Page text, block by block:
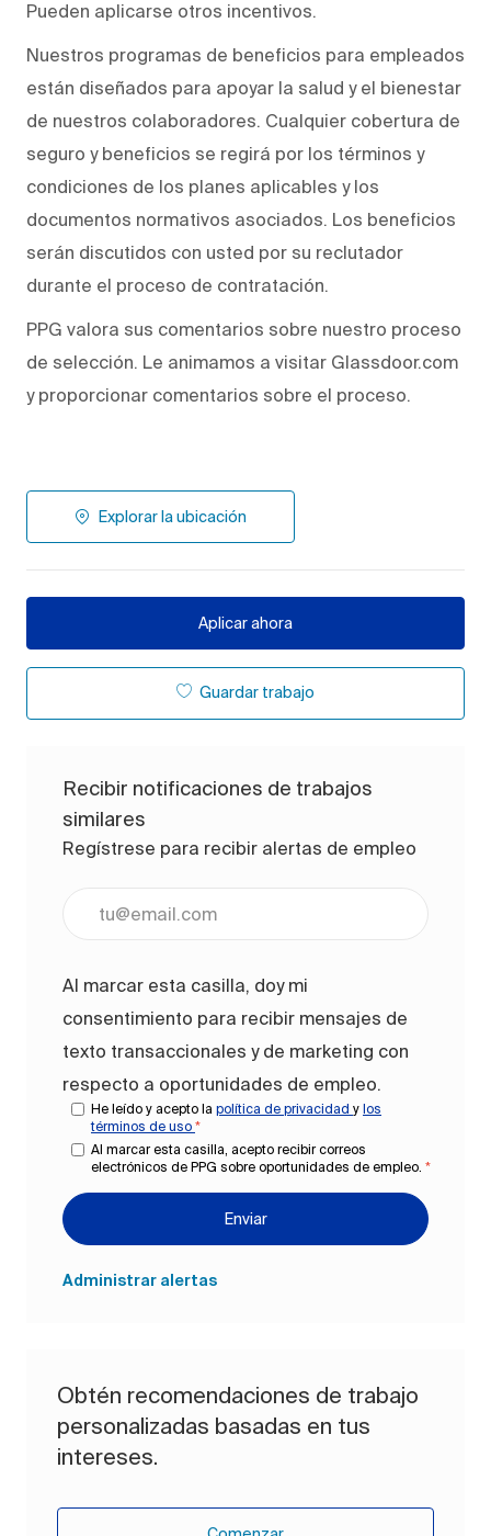
Pueden aplicarse otros incentivos.
Nuestros programas de beneficios para empleados
están diseñados para apoyar la salud y el bienestar
de nuestros colaboradores. Cualquier cobertura de
seguro y beneficios se regirá por los términos y
condiciones de los planes aplicables y los
documentos normativos asociados. Los beneficios
serán discutidos con usted por su reclutador
durante el proceso de contratación.
PPG valora sus comentarios sobre nuestro proceso
de selección. Le animamos a visitar Glassdoor.com
y proporcionar comentarios sobre el proceso.
Explorar la ubicación
Aplicar ahora
Guardar trabajo
Recibir notificaciones de trabajos
similares
Regístrese para recibir alertas de empleo
Ingrese la dirección de correo electrónico
Al marcar esta casilla, doy mi
consentimiento para recibir mensajes de
texto transaccionales y de marketing con
respecto a oportunidades de empleo.
He leído y acepto la política de privacidad y los
términos de uso *
Al marcar esta casilla, acepto recibir correos
electrónicos de PPG sobre oportunidades de empleo. *
Enviar
Administrar alertas
Obtén recomendaciones de trabajo
personalizadas basadas en tus
intereses.